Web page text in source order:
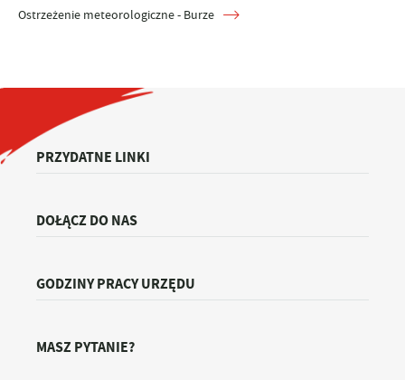
Ostrzeżenie meteorologiczne - Burze
PRZYDATNE LINKI
DOŁĄCZ DO NAS
GODZINY PRACY URZĘDU
MASZ PYTANIE?